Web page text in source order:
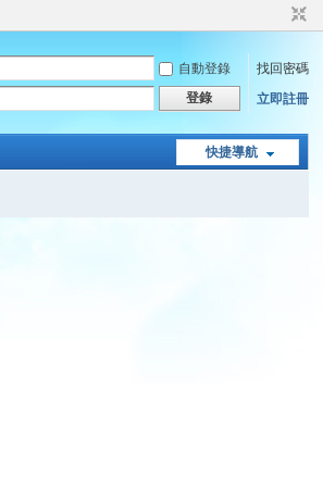
自動登錄
找回密碼
登錄 立即註冊
快捷導航